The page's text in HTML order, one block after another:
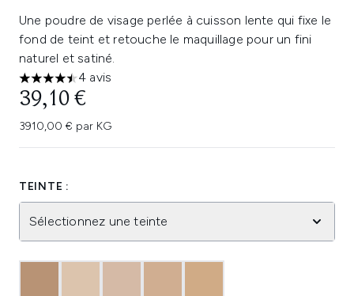
Une poudre de visage perlée à cuisson lente qui fixe le
fond de teint et retouche le maquillage pour un fini
naturel et satiné.
4.5 étoiles sur un maximum de 5
4 avis
39,10 €
3910,00 € par KG
TEINTE :
Sélectionnez une teinte